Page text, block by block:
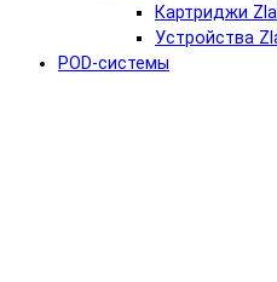
Картриджи
Устройства
POD-системы